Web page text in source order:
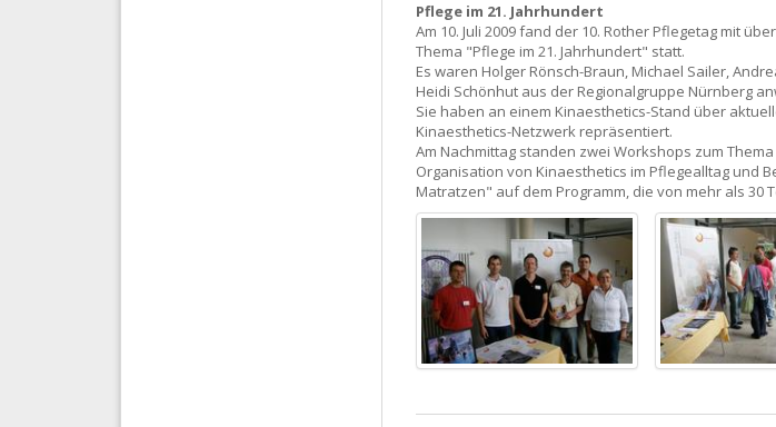
Pflege im 21. Jahrhundert
Am 10. Juli 2009 fand der 10. Rother Pflegetag mit
Thema "Pflege im 21. Jahrhundert" statt.
Es waren Holger Rönsch-Braun, Michael Sailer,
Heidi Schönhut aus der Regionalgruppe Nürnberg
Sie haben an einem Kinaesthetics-Stand über
Kinaesthetics-Netzwerk repräsentiert.
Am Nachmittag standen zwei Workshops zum
Organisation von Kinaesthetics im Pflegealltag und
Matratzen" auf dem Programm, die von mehr als 30